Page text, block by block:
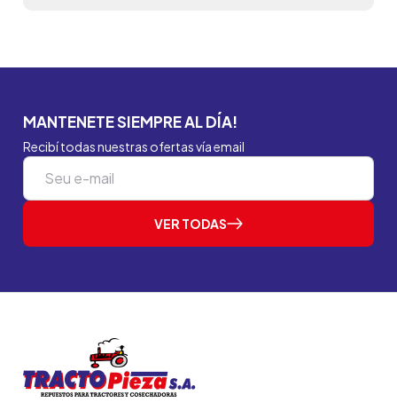
MANTENETE SIEMPRE AL DÍA!
Recibí todas nuestras ofertas vía email
VER TODAS